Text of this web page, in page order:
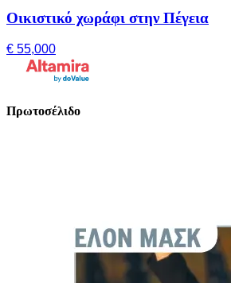
Οικιστικό χωράφι στην Πέγεια
€ 55,000
Πρωτοσέλιδο